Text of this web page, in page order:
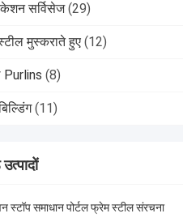
सर्विसेज (29)
मुस्कराते हुए (12)
Purlins (8)
(11)
स्टॉप समाधान पोर्टल फ्रेम स्टील संरचना